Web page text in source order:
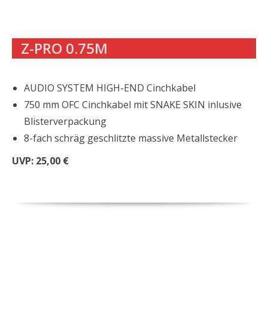
Z-PRO 0.75M
AUDIO SYSTEM HIGH-END Cinchkabel
750 mm OFC Cinchkabel mit SNAKE SKIN inlusive
Blisterverpackung
8-fach schräg geschlitzte massive Metallstecker
UVP: 25,00 €